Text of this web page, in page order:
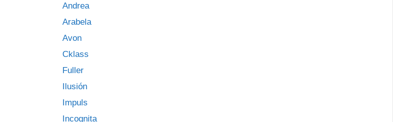
Andrea
Arabela
Avon
Cklass
Fuller
Ilusión
Impuls
Incognita